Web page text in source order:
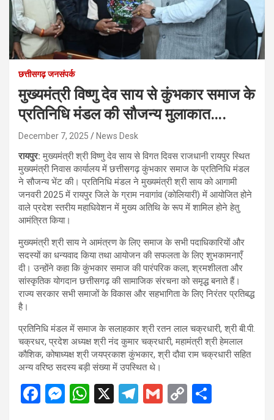
छत्तीसगढ़ जनसंपर्क
मुख्यमंत्री विष्णु देव साय से कुंभकार समाज के
प्रतिनिधि मंडल की सौजन्य मुलाकात….
December 7, 2025 News Desk
रायपुर:मुख्यमंत्री श्री विष्णु देव साय से विगत दिवस राजधानी रायपुर स्थित
मुख्यमंत्री निवास कार्यालय में छत्तीसगढ़ कुंभकार समाज के प्रतिनिधि मंडल
ने सौजन्य भेंट की। प्रतिनिधि मंडल ने मुख्यमंत्री श्री साय को आगामी
जनवरी 2025 में रायपुर जिले के ग्राम नवागांव (कोलियारी) में आयोजित होने
वाले प्रदेश स्तरीय महाधिवेशन में मुख्य अतिथि के रूप में शामिल होने हेतु
आमंत्रित किया।
मुख्यमंत्री श्री साय ने आमंत्रण के लिए समाज के सभी पदाधिकारियों और
सदस्यों का धन्यवाद किया तथा आयोजन की सफलता के लिए शुभकामनाएँ
दी। उन्होंने कहा कि कुंभकार समाज की पारंपरिक कला, श्रमशीलता और
सांस्कृतिक योगदान छत्तीसगढ़ की सामाजिक संरचना को समृद्ध बनाते हैं।
राज्य सरकार सभी समाजों के विकास और सहभागिता के लिए निरंतर प्रतिबद्ध
है।
प्रतिनिधि मंडल में समाज के सलाहकार श्री रतन लाल चक्रधारी, श्री बी.पी.
चक्रधर, प्रदेश अध्यक्ष श्री नंद कुमार चक्रधारी, महामंत्री श्री हेमलाल
कौशिक, कोषाध्यक्ष श्री जयप्रकाश कुंभकार, श्री दौवा राम चक्रधारी सहित
अन्य वरिष्ठ सदस्य बड़ी संख्या में उपस्थित थे।
F
M W X
T
G
C